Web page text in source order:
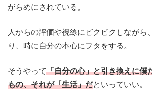
がらめにされている。
人からの評価や視線にビクビクしながら
り、時に自分の本心にフタをする。
そうやって「自分の心」と引き換えに僕
もの、それが「生活」だといっていい。